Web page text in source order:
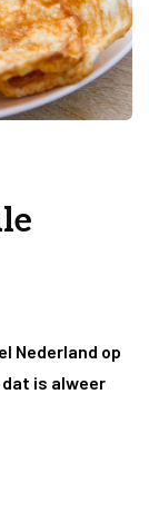
Nederland op
dat is alweer